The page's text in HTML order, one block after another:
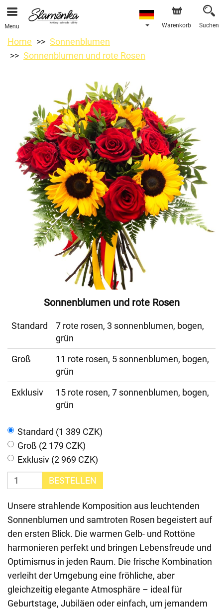
Menu Warenkorb Suchen
Home
Sonnenblumen
Sonnenblumen und rote Rosen
Sonnenblumen und rote Rosen
Standard
7 rote rosen, 3 sonnenblumen, bogen,
grün
Groß
11 rote rosen, 5 sonnenblumen, bogen,
grün
Exklusiv
15 rote rosen, 7 sonnenblumen, bogen,
grün
Standard (1 389 CZK)
Groß (2 179 CZK)
Exklusiv (2 969 CZK)
BESTELLEN
Unsere strahlende Komposition aus leuchtenden
Sonnenblumen und samtroten Rosen begeistert auf
den ersten Blick. Die warmen Gelb- und Rottöne
harmonieren perfekt und bringen Lebensfreude und
Optimismus in jeden Raum. Die frische Kombination
verleiht der Umgebung eine fröhliche, aber
gleichzeitig elegante Atmosphäre – ideal für
Geburtstage, Jubiläen oder einfach, um jemandem